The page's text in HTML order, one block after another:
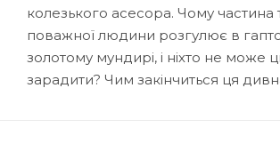
колезького асесора. Чому частина
поважної людини розгулює в
золотому мундирі, і ніхто не може
зарадити? Чим закінчиться ця